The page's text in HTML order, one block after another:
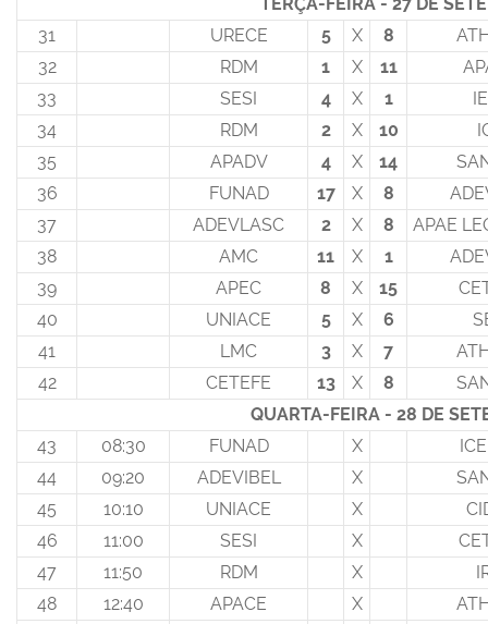
TERÇA-FEIRA - 27 DE
31
URECE 5 X 8
32
RDM 1 X 11
33
SESI 4 X 1
34
RDM 2 X 10
35
APADV 4 X 14
36
FUNAD 17 X 8
37
ADEVLASC 2 X 8
APAE
38
AMC 11 X 1
39
APEC 8 X 15
40
UNIACE 5 X 6
41
LMC 3 X 7
42
CETEFE 13 X 8
QUARTA-FEIRA - 28 DE
43
08:30 FUNAD X
44
09:20 ADEVIBEL X
45
10:10 UNIACE X
46
11:00 SESI X
47
11:50 RDM X
48
12:40 APACE X